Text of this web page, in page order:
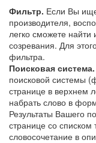
Фильтр. Если Вы
производителя,
легко сможете
созревания. Для
фильтра.
Поисковая система.
поисковой системы
странице в верхнем
набрать слово в
Результаты Вашего
странице со
словосочетание в